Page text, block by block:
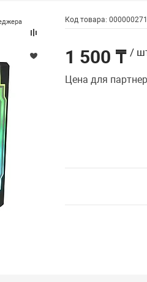
Код товара:
1 500 ₸ /
Цена для